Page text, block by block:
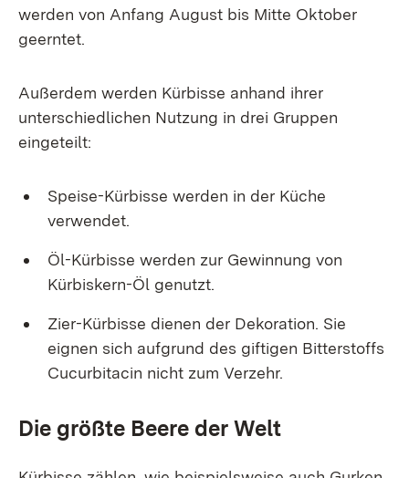
werden von Anfang August bis Mitte Oktober
geerntet.
Außerdem werden Kürbisse anhand ihrer
unterschiedlichen Nutzung in drei Gruppen
eingeteilt:
Speise-Kürbisse werden in der Küche
verwendet.
Öl-Kürbisse werden zur Gewinnung von
Kürbiskern-Öl genutzt.
Zier-Kürbisse dienen der Dekoration. Sie
eignen sich aufgrund des giftigen Bitterstoffs
Cucurbitacin nicht zum Verzehr.
Die größte Beere der Welt